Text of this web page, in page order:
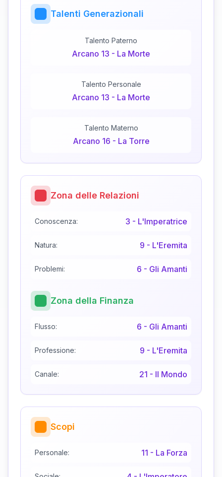
Talenti Generazionali
Talento Paterno
Arcano 13 - La Morte
Talento Personale
Arcano 13 - La Morte
Talento Materno
Arcano 16 - La Torre
Zona delle Relazioni
Conoscenza: 3 - L'Imperatrice
Natura: 9 - L'Eremita
Problemi: 6 - Gli Amanti
Zona della Finanza
Flusso: 6 - Gli Amanti
Professione: 9 - L'Eremita
Canale: 21 - Il Mondo
Scopi
Personale: 11 - La Forza